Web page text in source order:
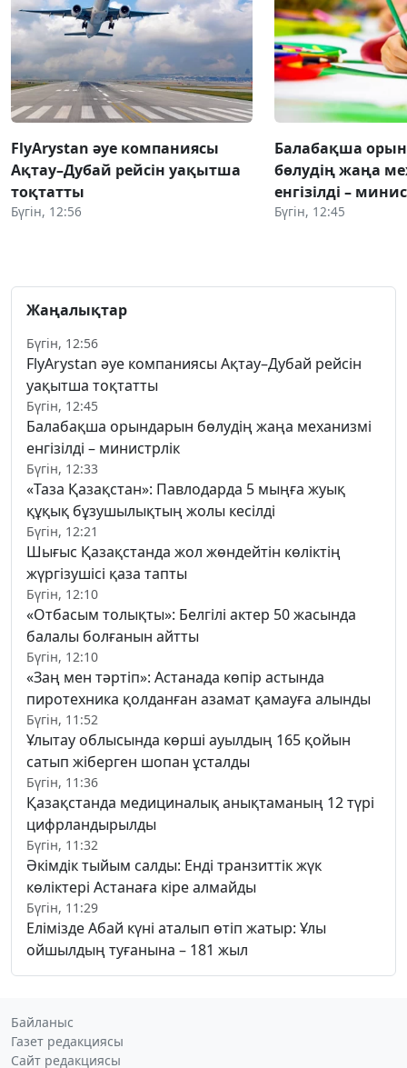
FlyArystan әуе компаниясы
Ақтау–Дубай рейсін уақытша
тоқтатты
Бүгін, 12:56
Балабақша
бөлудің жаңа
енгізілді –
Бүгін, 12:45
Жаңалықтар
Бүгін, 12:56
FlyArystan әуе компаниясы Ақтау–Дубай рейсін
уақытша тоқтатты
Бүгін, 12:45
Балабақша орындарын бөлудің жаңа механизмі
енгізілді – министрлік
Бүгін, 12:33
«Таза Қазақстан»: Павлодарда 5 мыңға жуық
құқық бұзушылықтың жолы кесілді
Бүгін, 12:21
Шығыс Қазақстанда жол жөндейтін көліктің
жүргізушісі қаза тапты
Бүгін, 12:10
«Отбасым толықты»: Белгілі актер 50 жасында
балалы болғанын айтты
Бүгін, 12:10
«Заң мен тәртіп»: Астанада көпір астында
пиротехника қолданған азамат қамауға алынды
Бүгін, 11:52
Ұлытау облысында көрші ауылдың 165 қойын
сатып жіберген шопан ұсталды
Бүгін, 11:36
Қазақстанда медициналық анықтаманың 12 түрі
цифрландырылды
Бүгін, 11:32
Әкімдік тыйым салды: Енді транзиттік жүк
көліктері Астанаға кіре алмайды
Бүгін, 11:29
Елімізде Абай күні аталып өтіп жатыр: Ұлы
ойшылдың туғанына – 181 жыл
Байланыс
Газет редакциясы
Сайт редакциясы